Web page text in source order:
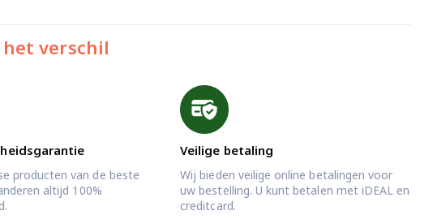
verschil
producten van de beste
altijd 100%
Veilige betaling
Wij bieden veilige online betalingen voor
uw bestelling. U kunt betalen met iDEAL en
creditcard.